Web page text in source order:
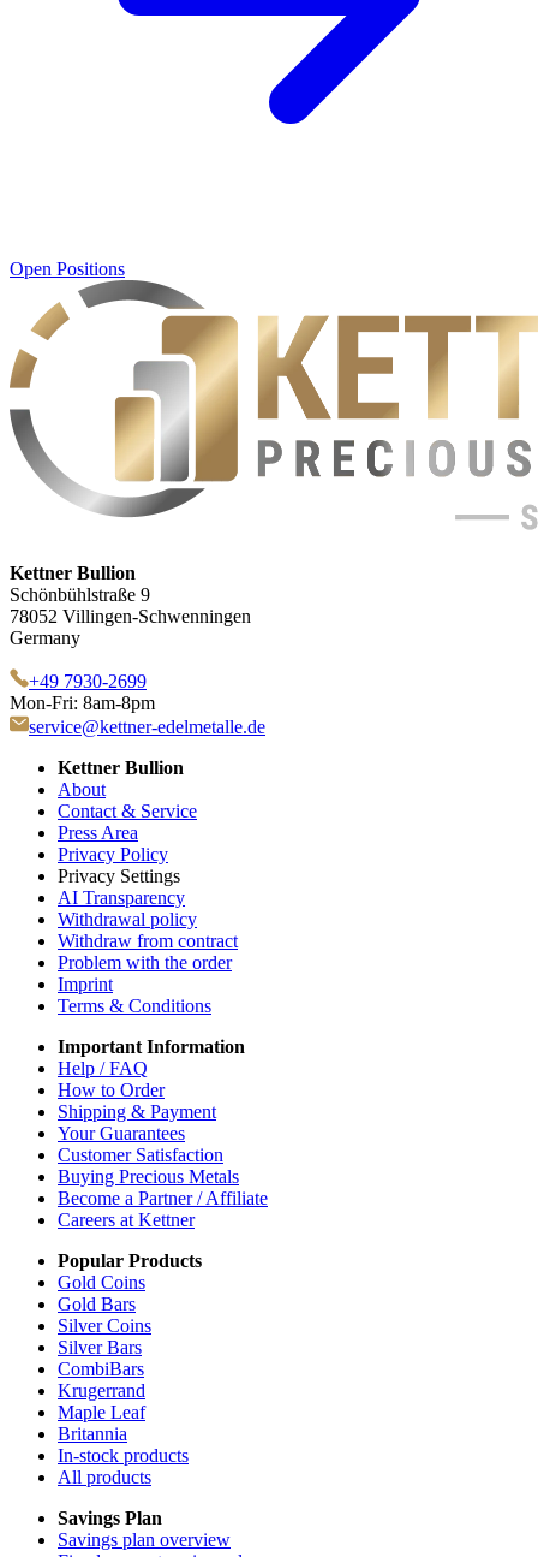
Open Positions
Kettner Bullion
Schönbühlstraße 9
78052 Villingen-Schwenningen
Germany
+49 7930-2699
Mon-Fri: 8am-8pm
service@kettner-edelmetalle.de
Kettner Bullion
About
Contact & Service
Press Area
Privacy Policy
Privacy Settings
AI Transparency
Withdrawal policy
Withdraw from contract
Problem with the order
Imprint
Terms & Conditions
Important Information
Help / FAQ
How to Order
Shipping & Payment
Your Guarantees
Customer Satisfaction
Buying Precious Metals
Become a Partner / Affiliate
Careers at Kettner
Popular Products
Gold Coins
Gold Bars
Silver Coins
Silver Bars
CombiBars
Krugerrand
Maple Leaf
Britannia
In-stock products
All products
Savings Plan
Savings plan overview